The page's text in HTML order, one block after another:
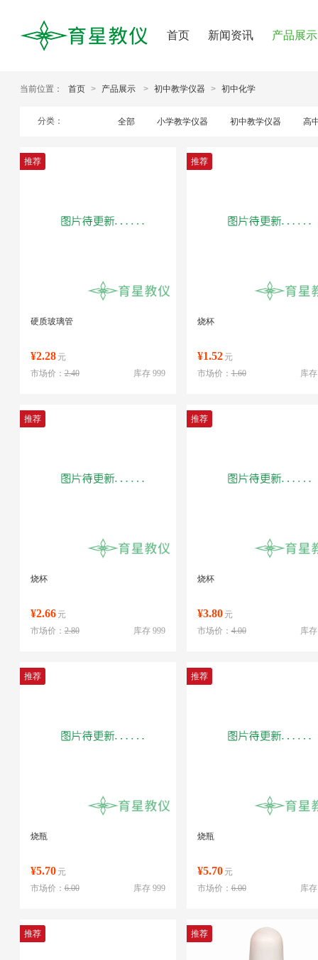
首页 新闻资讯 产品展示
当前位置： 首页 > 产品展示 > 初中教学仪器 > 初中化学
分类： 全部 小学教学仪器 初中教学仪器 高
推荐
硬质玻璃管
¥2.28 元
库存 999
市场价：2.40
推荐
烧杯
¥1.52 元
库
市场价：1.60
推荐
烧杯
¥2.66 元
库存 999
市场价：2.80
推荐
烧杯
¥3.80 元
库
市场价：4.00
推荐
烧瓶
¥5.70 元
库存 999
市场价：6.00
推荐
烧瓶
¥5.70 元
库
市场价：6.00
推荐 推荐